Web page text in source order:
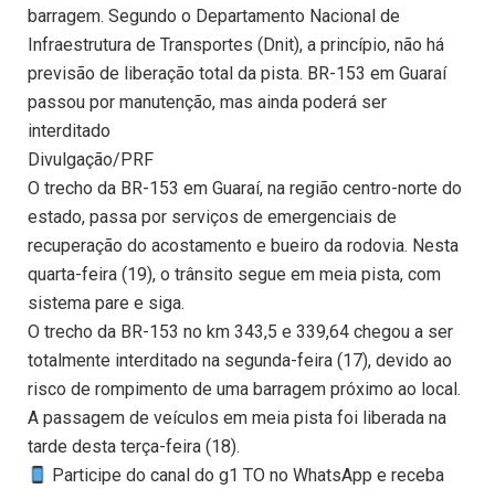
barragem. Segundo o Departamento Nacional de
Infraestrutura de Transportes (Dnit), a princípio, não há
previsão de liberação total da pista. BR-153 em Guaraí
passou por manutenção, mas ainda poderá ser
interditado
Divulgação/PRF
O trecho da BR-153 em Guaraí, na região centro-norte do
estado, passa por serviços de emergenciais de
recuperação do acostamento e bueiro da rodovia. Nesta
quarta-feira (19), o trânsito segue em meia pista, com
sistema pare e siga.
O trecho da BR-153 no km 343,5 e 339,64 chegou a ser
totalmente interditado na segunda-feira (17), devido ao
risco de rompimento de uma barragem próximo ao local.
A passagem de veículos em meia pista foi liberada na
tarde desta terça-feira (18).
Participe do canal do g1 TO no WhatsApp e receba